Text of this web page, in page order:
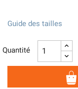
Guide des tailles
Quantité